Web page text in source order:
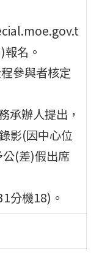
名。
參與者核定
承辦人提出，
影(因中心位
(差)假出席
分機18)。